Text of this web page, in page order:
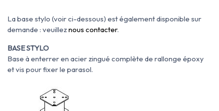
La base stylo (voir ci-dessous) est également disponible sur
demande : veuilleznous contacter.
BASE STYLO
Base à enterrer en acier zingué complète de rallonge époxy
et vis pour fixer le parasol.